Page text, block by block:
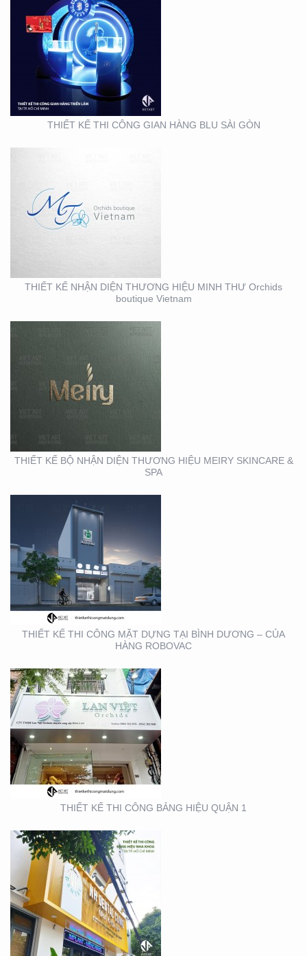
THIẾT KẾ THI CÔNG GIAN HÀNG BLU SÀI GÒN
THIẾT KẾ NHẬN DIỆN
THƯƠNG HIỆU MINH
THƯ ORCHIDS
BOUTIQUE VIETNAM
THIẾT KẾ NHẬN DIỆN THƯƠNG HIỆU MINH THƯ Orchids
boutique Vietnam
THIẾT KẾ BỘ NHẬN
DIỆN THƯƠNG HIỆU
THIẾT KẾ BỘ NHẬN DIỆN THƯƠNG HIỆU MEIRY SKINCARE &
SPA
THIẾT KẾ THI CÔNG
MẶT DỰNG TẠI BÌNH
DƯƠNG – CỦA HÀNG
THIẾT KẾ THI CÔNG MẶT DỰNG TẠI BÌNH DƯƠNG – CỦA
HÀNG ROBOVAC
THIẾT KẾ THI CÔNG
BẢNG HIỆU QUẬN 1
THIẾT KẾ THI CÔNG BẢNG HIỆU QUẬN 1
THIẾT KẾ THI CÔNG
BẢNG HIỆU NHA KHOA
TẠI TP. HỒ CHÍ MINH
THIẾT KẾ THI CÔNG
GIAN HÀNG ACG –
TRIỂN LÃM NHA KHOA